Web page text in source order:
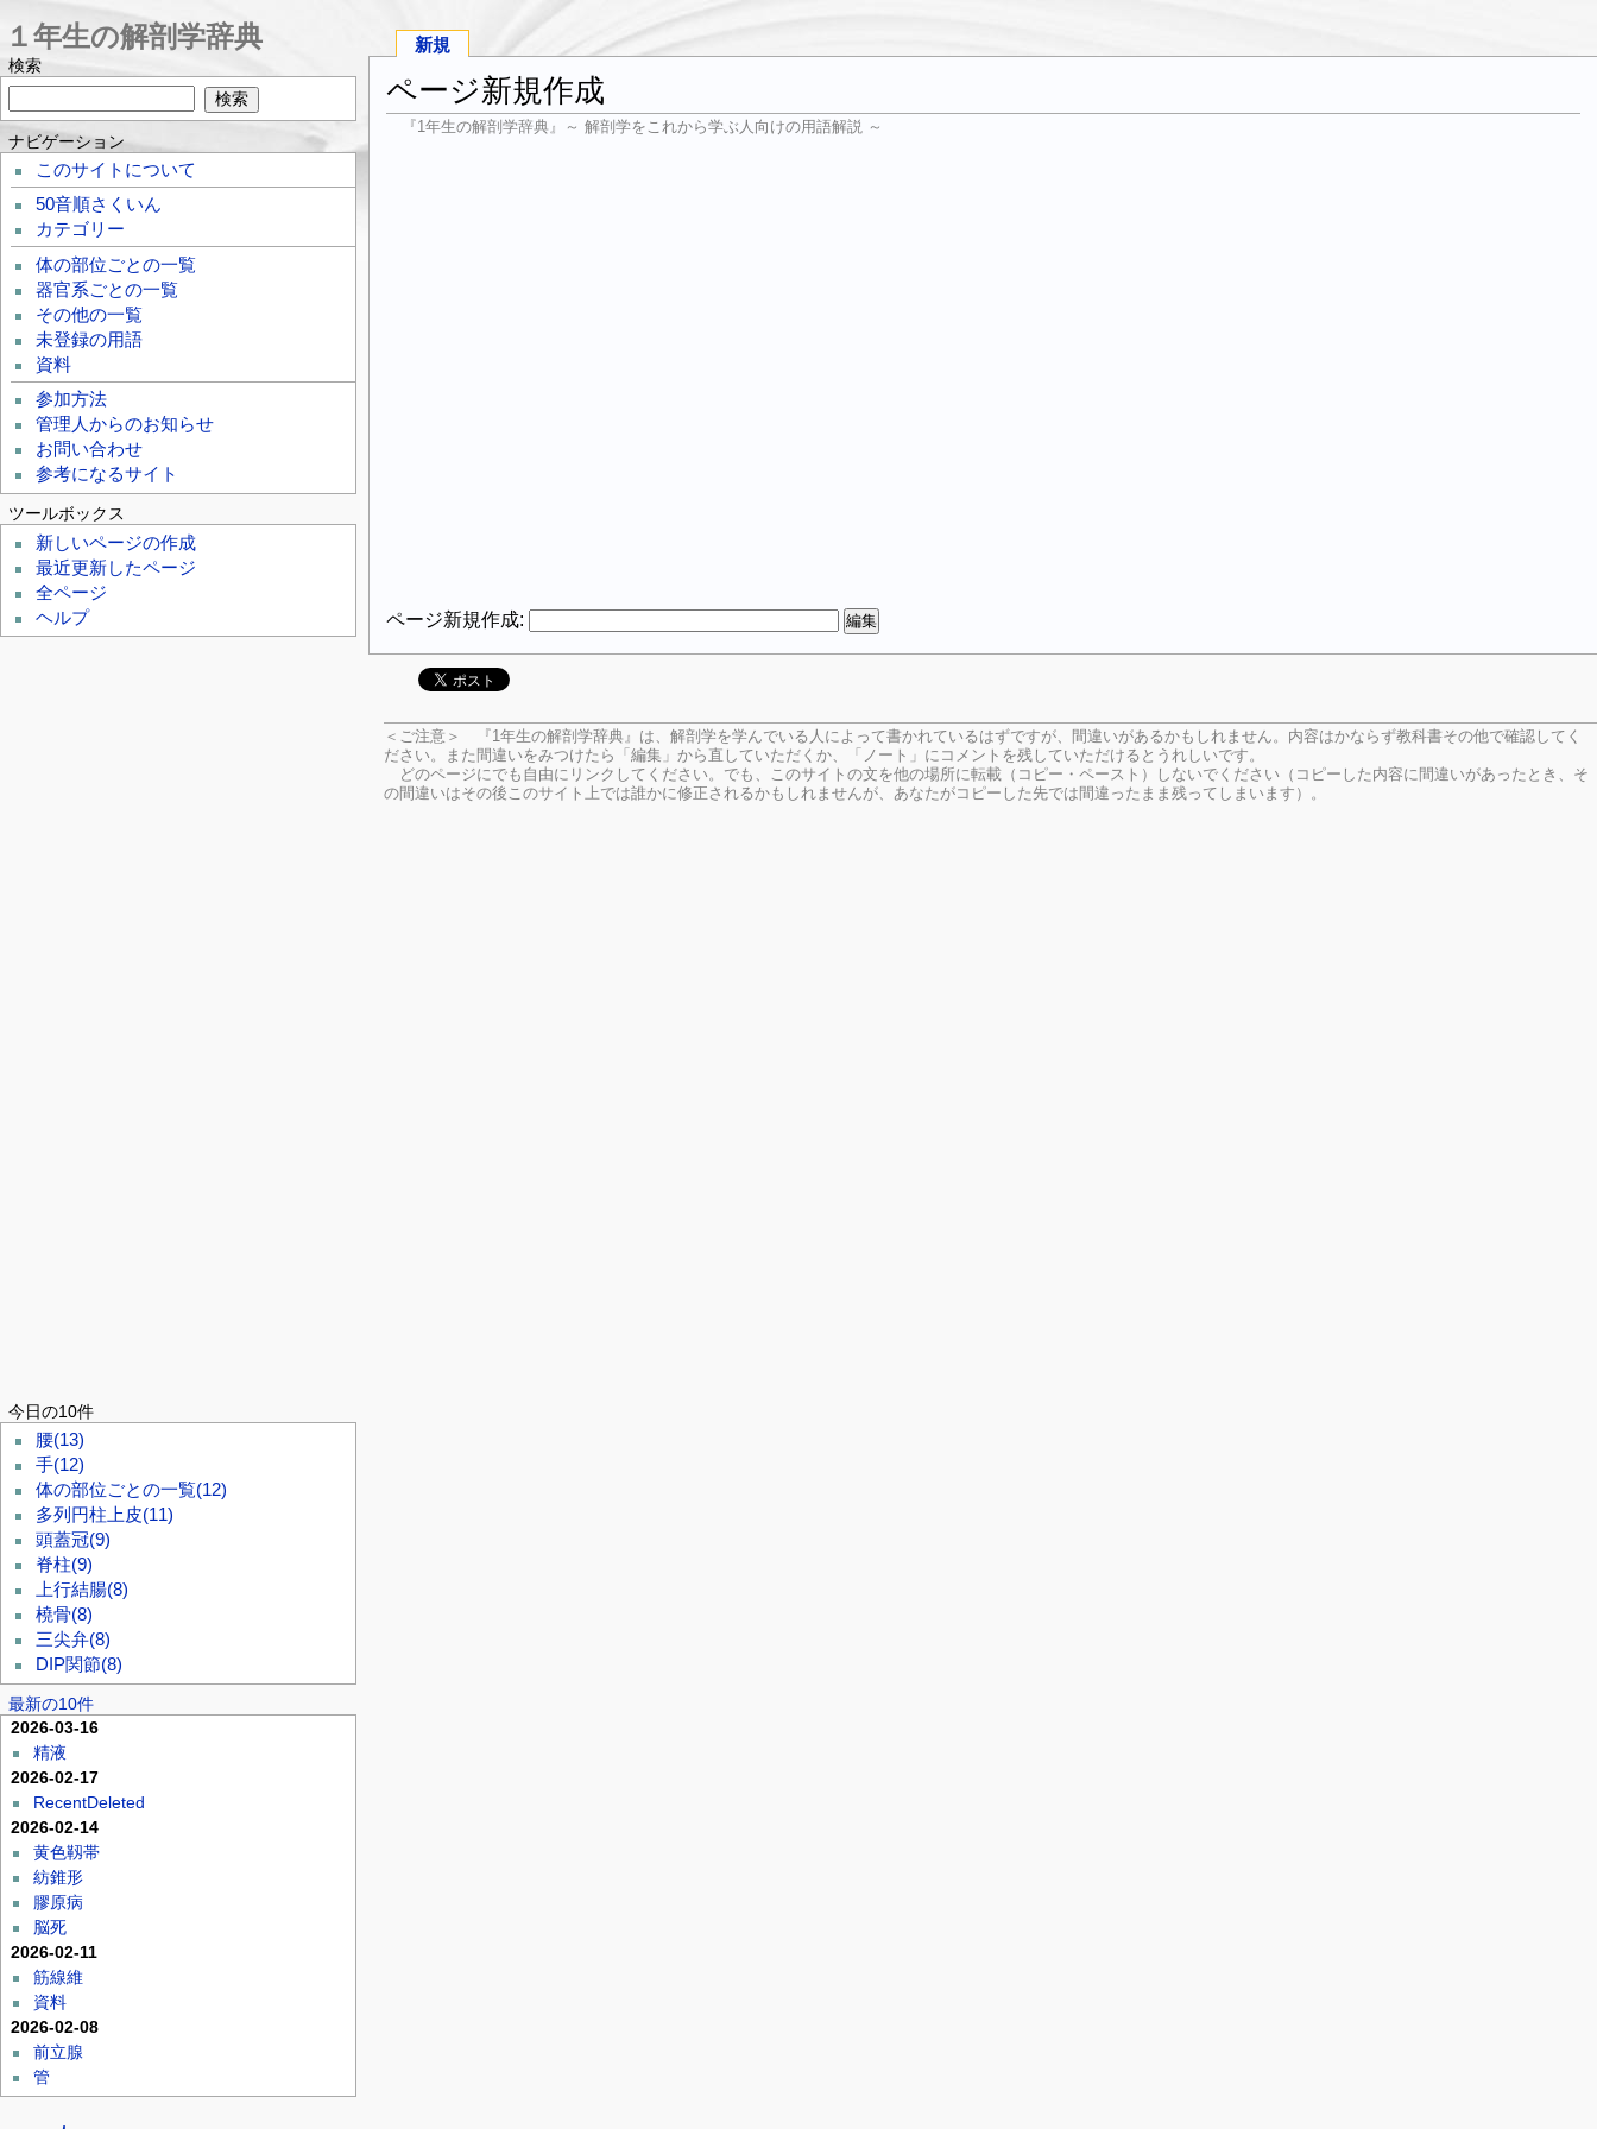
新規
ページ新規作成
『1年生の解剖学辞典』～ 解剖学をこれから学ぶ人向けの用語解説 ～
ページ新規作成:
＜ご注意＞ 『1年生の解剖学辞典』は、解剖学を学んでいる人によって書かれているはずですが、間違いがあるかもしれません。内容はかならず教科書その他で確認してく
ださい。
また間違いをみつけたら「編集」から直していただくか、「ノート」にコメントを残していただけるとうれしいです。
どのページにでも自由にリンクしてください。でも、このサイトの文を他の場所に転載（コピー・ペースト）しないでください（コピーした内容に間違いがあったとき、そ
の間違いはその後このサイト上では誰かに修正されるかもしれませんが、あなたがコピーした先では間違ったまま残ってしまいます）。
１年生の解剖学辞典
検索
ナビゲーション
このサイトについて
50音順さくいん
カテゴリー
体の部位ごとの一覧
器官系ごとの一覧
その他の一覧
未登録の用語
資料
参加方法
管理人からのお知らせ
お問い合わせ
参考になるサイト
ツールボックス
新しいページの作成
最近更新したページ
全ページ
ヘルプ
今日の10件
腰(13)
手(12)
体の部位ごとの一覧(12)
多列円柱上皮(11)
頭蓋冠(9)
脊柱(9)
上行結腸(8)
橈骨(8)
三尖弁(8)
DIP関節(8)
最新の10件
2026-03-16
精液
2026-02-17
RecentDeleted
2026-02-14
黄色靱帯
紡錐形
膠原病
脳死
2026-02-11
筋線維
資料
2026-02-08
前立腺
管